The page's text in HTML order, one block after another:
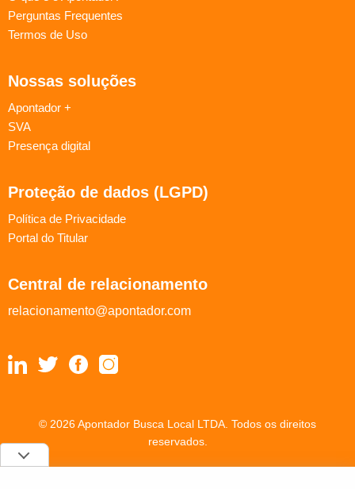
Perguntas Frequentes
Termos de Uso
Nossas soluções
Apontador +
SVA
Presença digital
Proteção de dados (LGPD)
Política de Privacidade
Portal do Titular
Central de relacionamento
relacionamento@apontador.com
© 2026 Apontador Busca Local LTDA. Todos os direitos
reservados.